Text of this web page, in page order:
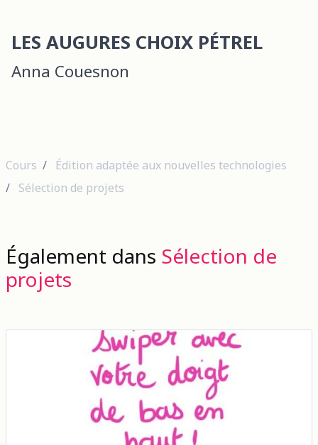
LES AUGURES CHOIX PÉTREL
Anna Couesnon
Cours
Édition adaptée aux nouvelles technologies
Sélection de projets
Également dans Sélection de
projets